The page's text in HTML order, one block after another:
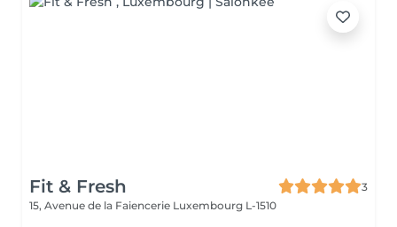
Fit & Fresh
3
15, Avenue de la Faiencerie Luxembourg L-1510